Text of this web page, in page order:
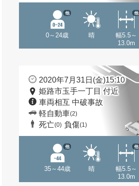
0～24歳
他
晴
幅5.5～
13.0m
他
2020年7月31日(金)15:10
姫路市玉手一丁目 付近
車両相互 中破事故
軽自動車(2)
死亡(0) 負傷(1)
35～44歳
他
晴
幅5.5～
13.0m
他